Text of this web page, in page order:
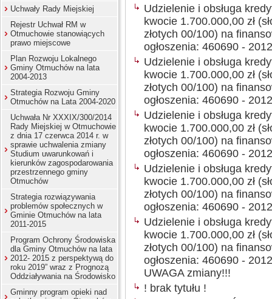
Uchwały Rady Miejskiej
Rejestr Uchwał RM w
Otmuchowie stanowiących
prawo miejscowe
Plan Rozwoju Lokalnego
Gminy Otmuchów na lata
2004-2013
Strategia Rozwoju Gminy
Otmuchów na Lata 2004-2020
Uchwała Nr XXXIX/300/2014
Rady Miejskiej w Otmuchowie
z dnia 17 czerwca 2014 r. w
sprawie uchwalenia zmiany
Studium uwarunkowań i
kierunków zagospodarowania
przestrzennego gminy
Otmuchów
Strategia rozwiązywania
problemów społecznych w
Gminie Otmuchów na lata
2011-2015
Program Ochrony Środowiska
dla Gminy Otmuchów na lata
2012- 2015 z perspektywą do
roku 2019” wraz z Prognozą
Oddziaływania na Środowisko
Gminny program opieki nad
Udzielenie i obsługa
kwocie 1.700.000,00 zł
złotych 00/100) na
ogłoszenia: 460690 -
Udzielenie i obsługa
kwocie 1.700.000,00 zł
złotych 00/100) na
ogłoszenia: 460690 -
Udzielenie i obsługa
kwocie 1.700.000,00 zł
złotych 00/100) na
ogłoszenia: 460690 -
Udzielenie i obsługa
kwocie 1.700.000,00 zł
złotych 00/100) na
ogłoszenia: 460690 -
Udzielenie i obsługa
kwocie 1.700.000,00 zł
złotych 00/100) na
ogłoszenia: 460690 -
UWAGA zmiany!!!
! brak tytułu !